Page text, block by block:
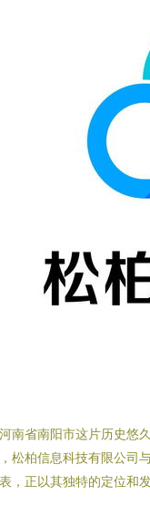
南省南阳市这片历史悠
松柏信息科技有限公司
，正以其独特的定位和